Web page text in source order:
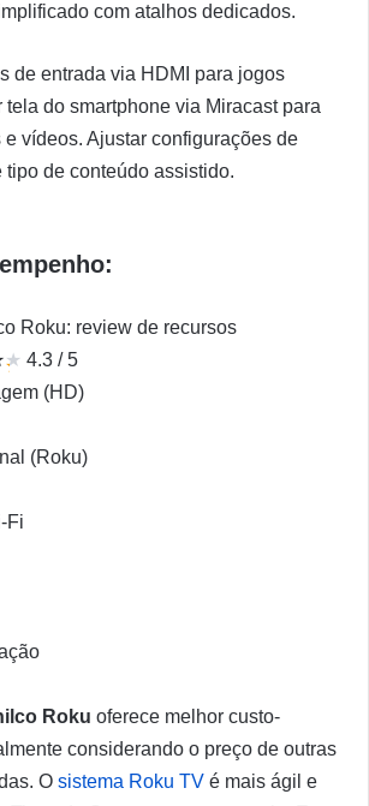
com atalhos dedicados.
de entrada via HDMI para jogos
do smartphone via Miracast para
vídeos. Ajustar configurações de
tipo de conteúdo assistido.
Roku: review de recursos
★
★ 4.3 / 5
(HD)
(Roku)
Fi
Roku oferece melhor custo-
considerando o preço de outras
O sistema Roku TV é mais ágil e